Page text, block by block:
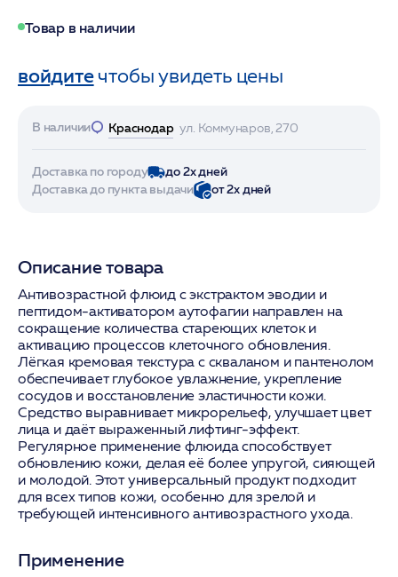
Товар в наличии
войдитечтобы увидеть цены
В наличии Краснодар ул. Коммунаров, 270
Доставка по городу
до 2х дней
Доставка до пункта выдачи
от 2х дней
Описание товара
Антивозрастной флюид с экстрактом эводии и
пептидом-активатором аутофагии направлен на
сокращение количества стареющих клеток и
активацию процессов клеточного обновления.
Лёгкая кремовая текстура с скваланом и пантенолом
обеспечивает глубокое увлажнение, укрепление
сосудов и восстановление эластичности кожи.
Средство выравнивает микрорельеф, улучшает цвет
лица и даёт выраженный лифтинг-эффект.
Регулярное применение флюида способствует
обновлению кожи, делая её более упругой, сияющей
и молодой. Этот универсальный продукт подходит
для всех типов кожи, особенно для зрелой и
требующей интенсивного антивозрастного ухода.
Применение